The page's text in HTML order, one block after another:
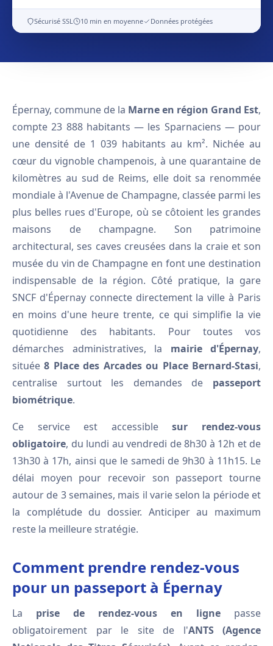
Sécurisé SSL 10 min en moyenne Données protégées
Épernay, commune de la Marne en région Grand Est,
compte 23 888 habitants — les Sparnaciens — pour
une densité de 1 039 habitants au km². Nichée au
cœur du vignoble champenois, à une quarantaine de
kilomètres au sud de Reims, elle doit sa renommée
mondiale à l'Avenue de Champagne, classée parmi les
plus belles rues d'Europe, où se côtoient les grandes
maisons de champagne. Son patrimoine
architectural, ses caves creusées dans la craie et son
musée du vin de Champagne en font une destination
indispensable de la région. Côté pratique, la gare
SNCF d'Épernay connecte directement la ville à Paris
en moins d'une heure trente, ce qui simplifie la vie
quotidienne des habitants. Pour toutes vos
démarches administratives, la mairie d'Épernay,
située8 Place des Arcades ou Place Bernard-Stasi,
centralise surtout les demandes de passeport
biométrique.
Ce service est accessiblesur rendez-vous
obligatoire, du lundi au vendredi de 8h30 à 12h et de
13h30 à 17h, ainsi que le samedi de 9h30 à 11h15. Le
délai moyen pour recevoir son passeport tourne
autour de 3 semaines, mais il varie selon la période et
la complétude du dossier. Anticiper au maximum
reste la meilleure stratégie.
Comment prendre rendez-vous
pour un passeport à Épernay
La prise de rendez-vous en ligne passe
obligatoirement par le site de l'ANTS (Agence